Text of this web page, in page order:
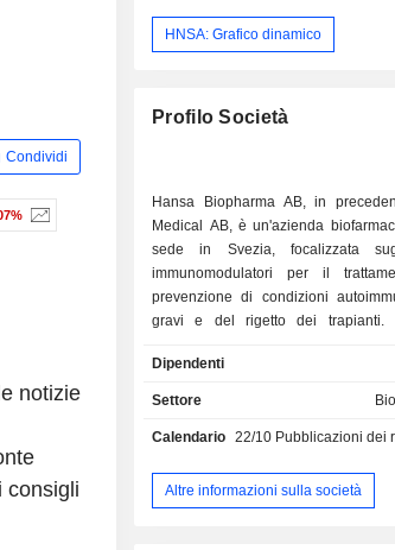
Condividi
notizie
consigli
HNSA: Grafico dinamico
Profilo Società
Hansa Biopharma AB, in
Medical AB, è un'azienda
sede in Svezia, focalizzata
immunomodulatori per il
prevenzione di condizioni
gravi e del rigetto dei trapianti.
sviluppo per la scoperta di farmaci.
conduce diversi progetti, tra cui i
Streptococcus pyogenes) e HBP-
consentire un trapianto che
mediato da anticorpi. Il test HBP è
Dipendenti
Settore
Calendario 22/10 Pubblicazioni dei
Altre informazioni sulla società